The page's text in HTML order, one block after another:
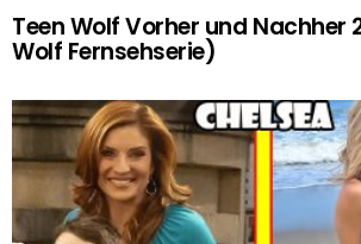
Teen Wolf Vorher und Nachher
Wolf Fernsehserie)